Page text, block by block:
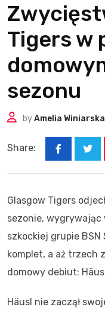
Tigers w
sezonu
byAmelia Winiarska
Share:
Glasgow Tigers
sezonie, wygrywając
szkockiej grupie BSN
komplet, a aż trzech
domowy debiut:
Häusl nie zaczął